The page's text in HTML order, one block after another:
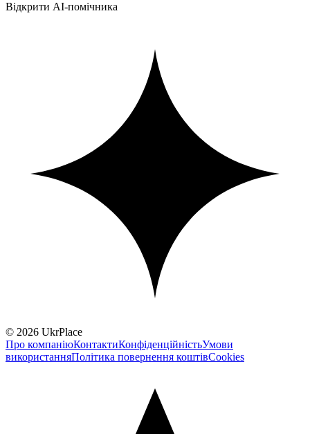
Відкрити AI-помічника
© 2026 UkrPlace
Про компаніюКонтактиКонфіденційністьУмови
використанняПолітика повернення коштівCookies